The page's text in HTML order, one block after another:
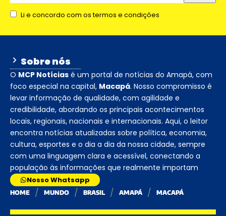
Li e concordo com os termos e condições
Sobre nós
O MCP Notícias é um portal de notícias do Amapá, com
foco especial na capital, Macapá. Nosso compromisso é
levar informação de qualidade, com agilidade e
credibilidade, abordando os principais acontecimentos
locais, regionais, nacionais e internacionais. Aqui, o leitor
encontra notícias atualizadas sobre política, economia,
cultura, esportes e o dia a dia da nossa cidade, sempre
com uma linguagem clara e acessível, conectando a
população às informações que realmente importam
Nosso Whatsapp
HOME MUNDO BRASIL AMAPÁ MACAPÁ